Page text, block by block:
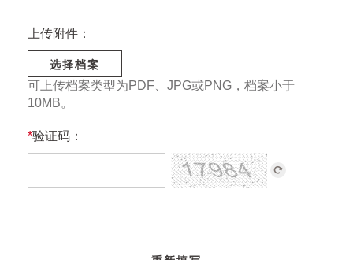
上传附件：
选择档案
可上传档案类型为PDF、JPG或PNG，档案小于
10MB。
*验证码：